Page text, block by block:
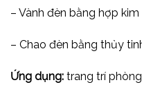
– Vành đèn bằng hợp kim
– Chao đèn bằng thủy
Ứng dụng: trang trí